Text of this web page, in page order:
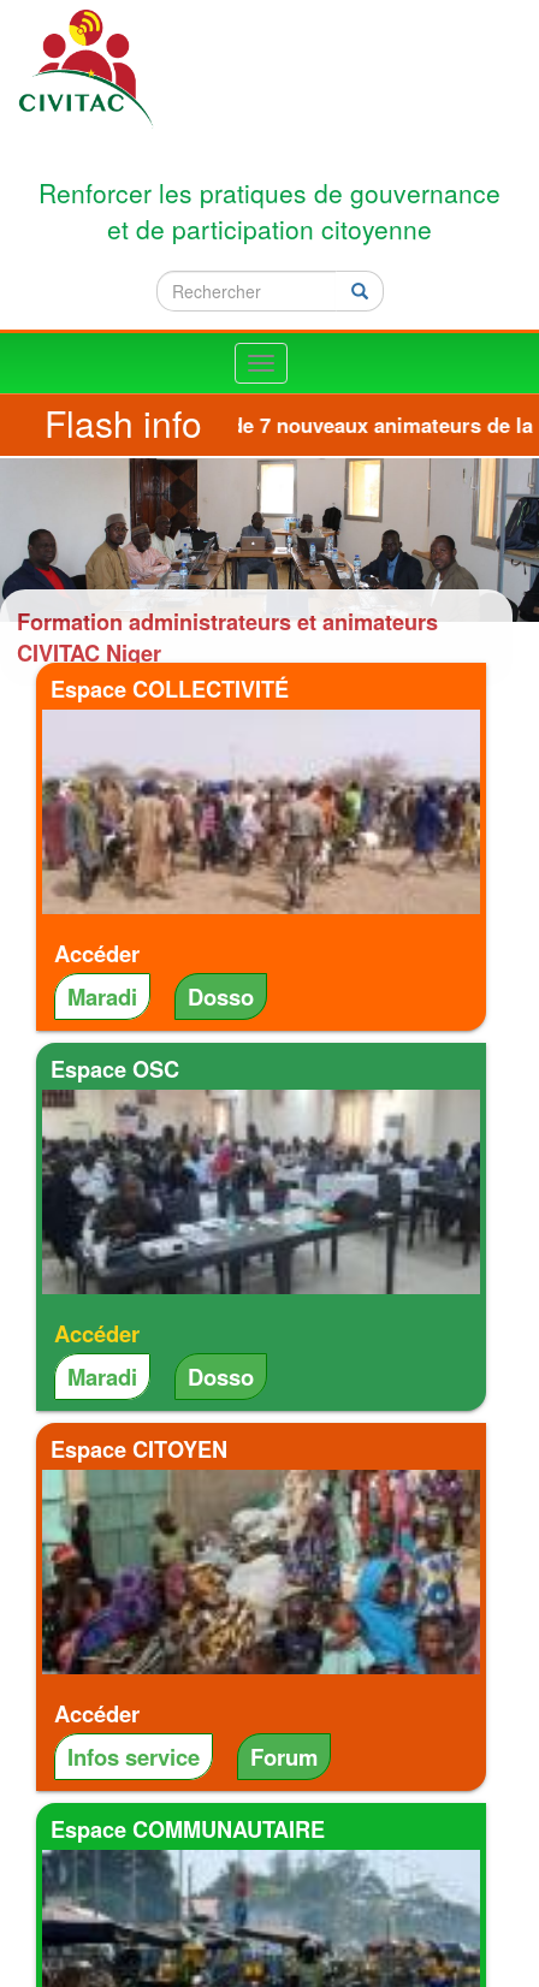
Aller au contenu principal
Renforcer les pratiques de gouvernance
et de participation citoyenne
Rechercher Rechercher
Toggle
navigation
Flash info
Formation de 7 nouveaux animateurs de la
Formation administrateurs et animateurs
CIVITAC Niger
Espace COLLECTIVITÉ
Accéder
Maradi
Dosso
Espace OSC
Accéder
Maradi
Dosso
Espace CITOYEN
Accéder
Infos service
Forum
Espace COMMUNAUTAIRE